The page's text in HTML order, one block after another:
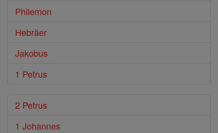
Philemon
Hebräer
Jakobus
1 Petrus
2 Petrus
1 Johannes